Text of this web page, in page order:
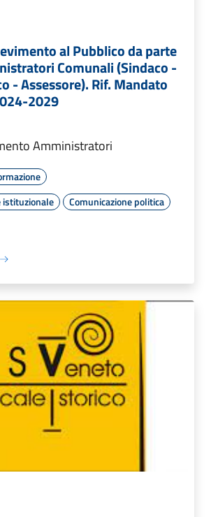
al Pubblico da parte
Comunali (Sindaco -
- Assessore). Rif. Mandato
2029
Amministratori
istituzionale
Comunicazione politica